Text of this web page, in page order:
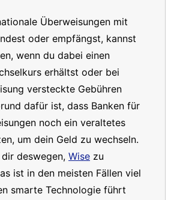
Überweisungen mit
oder empfängst, kannst
wenn du dabei einen
erhältst oder bei
versteckte Gebühren
dafür ist, dass Banken für
noch ein veraltetes
um dein Geld zu wechseln.
deswegen, Wise zu
ist in den meisten Fällen viel
smarte Technologie führt